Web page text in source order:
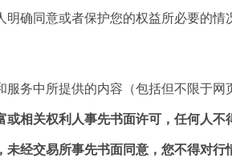
明确同意或者保护您的权益所必要的
服务中所提供的内容（包括但不限于
或相关权利人事先书面许可，任何人
未经交易所事先书面同意，您不得对